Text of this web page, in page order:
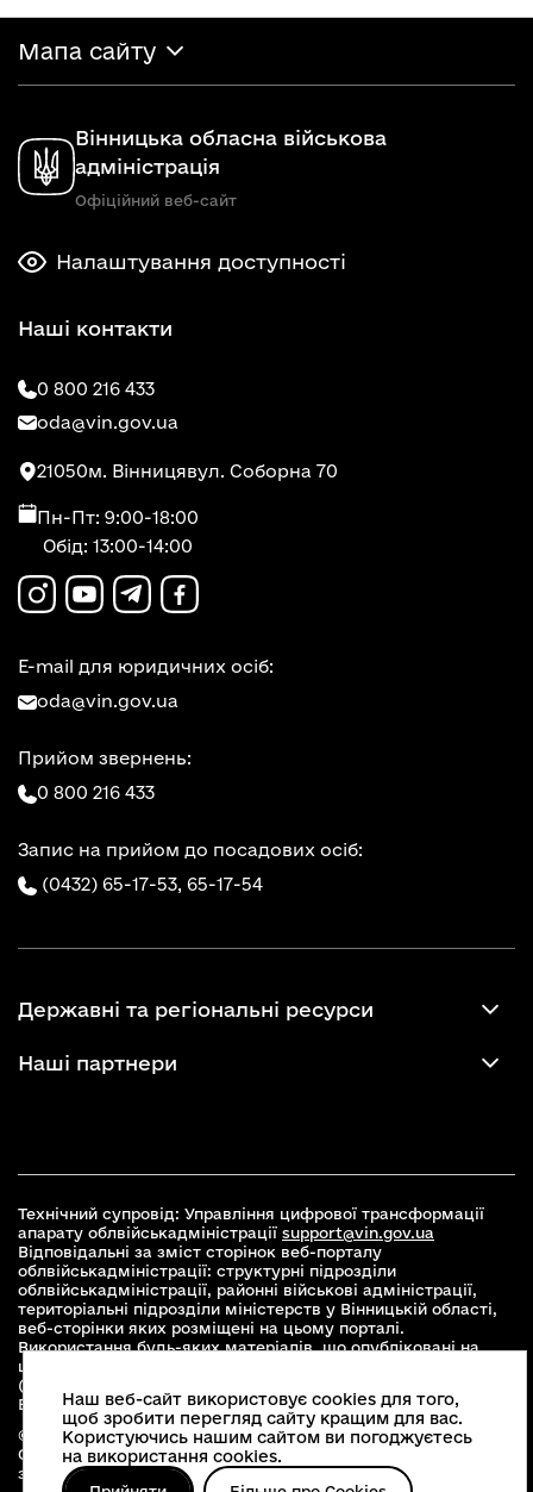
Мапа сайту
Вінницька обласна військова
адміністрація
Офіційний веб-сайт
Налаштування доступності
Наші контакти
0 800 216 433
oda@vin.gov.ua
21050м. Вінницявул. Соборна 70
Пн-Пт: 9:00-18:00
Обід: 13:00-14:00
E-mail для юридичних осіб:
oda@vin.gov.ua
Прийом звернень:
0 800 216 433
Запис на прийом до посадових осіб:
(0432) 65-17-53, 65-17-54
Державні та регіональні ресурси
Наші партнери
Технічний супровід: Управління цифрової трансформації
апарату облвійськадміністрації support@vin.gov.ua
Відповідальні за зміст сторінок веб-порталу
облвійськадміністрації: структурні підрозділи
облвійськадміністрації, районні військові адміністрації,
територіальні підрозділи міністерств у Вінницькій області,
веб-сторінки яких розміщені на цьому порталі.
Використання будь-яких матеріалів, що опубліковані на
цьому сайті, дозволяється при умові зазначення посилання
(для інтернет-видань - гіперпосилання) на офіційний сайт
Вінницької облвійськадміністраціїwww.vin.gov.ua.
© 2026 Весь контент доступний за ліцензією Creative
Commons Attribution 4.0 International license, якщо не
зазначено інше
Наш веб-сайт використовує cookies для того,
щоб зробити перегляд сайту кращим для вас.
Користуючись нашим сайтом ви погоджуєтесь
на використання cookies.